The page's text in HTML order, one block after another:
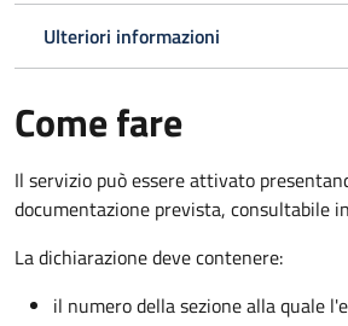
Ulteriori informazioni
Come fare
Il servizio può essere attivato
documentazione prevista, consultabile
La dichiarazione deve contenere:
il numero della sezione alla quale